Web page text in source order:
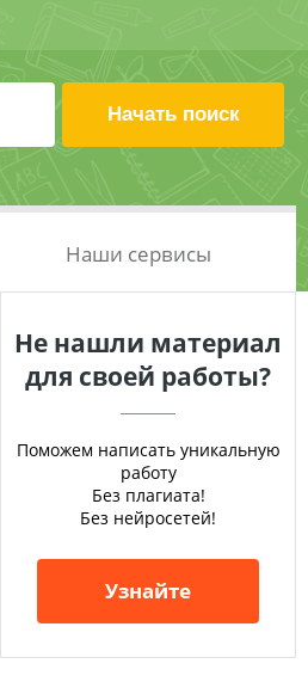
Наши сервисы
Не нашли материал
для своей работы?
Поможем написать уникальную
работу
Без плагиата!
Без нейросетей!
Узнайте